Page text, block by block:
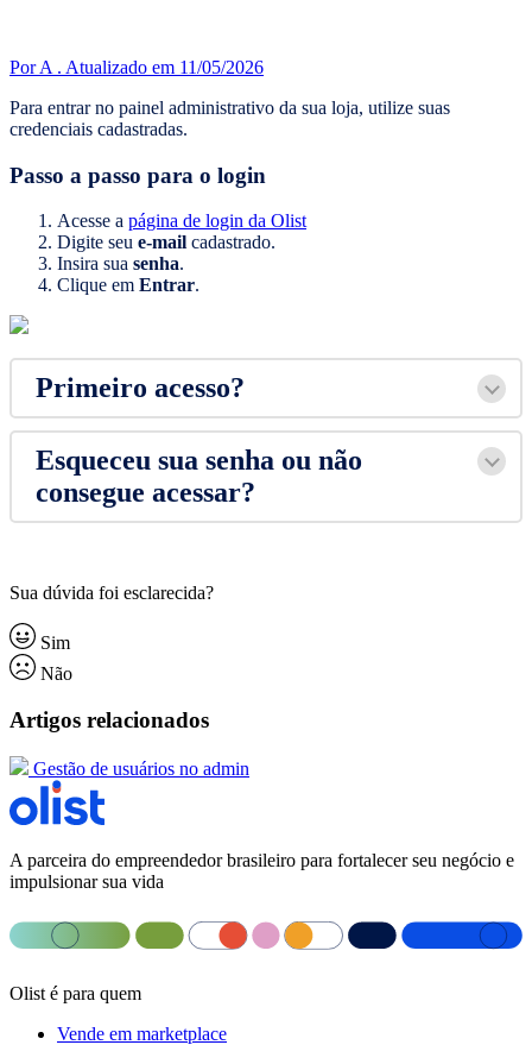
Por A . Atualizado em 11/05/2026
Para entrar no painel administrativo da sua loja, utilize suas
credenciais cadastradas.
Passo a passo para o login
Acesse a página de login da Olist
Digite seu e-mail cadastrado.
Insira sua senha.
Clique em Entrar.
Primeiro acesso?
Esqueceu sua senha ou não
consegue acessar?
Sua dúvida foi esclarecida?
Sim
Não
Artigos relacionados
Gestão de usuários no admin
A parceira do empreendedor brasileiro para fortalecer seu negócio e
impulsionar sua vida
Olist é para quem
Vende em marketplace